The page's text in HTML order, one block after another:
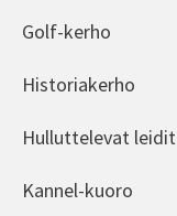
Golf-kerho
Historiakerho
Hulluttelevat leidit
Kannel-kuoro